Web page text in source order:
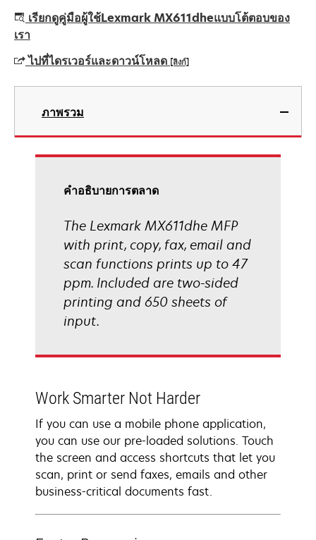
เรียกดูคู่มือผู้ใช้Lexmark MX611dheแบบโต้ตอบของ
เรา
ไปที่ไดรเวอร์และดาวน์โหลด [ลิงก์]
opens
new
ภาพรวม
คําอธิบายการตลาด
The Lexmark MX611dhe MFP
with print, copy, fax, email and
scan functions prints up to 47
ppm. Included are two-sided
printing and 650 sheets of
input.
Work Smarter Not Harder
If you can use a mobile phone application,
you can use our pre-loaded solutions. Touch
the screen and access shortcuts that let you
scan, print or send faxes, emails and other
business-critical documents fast.